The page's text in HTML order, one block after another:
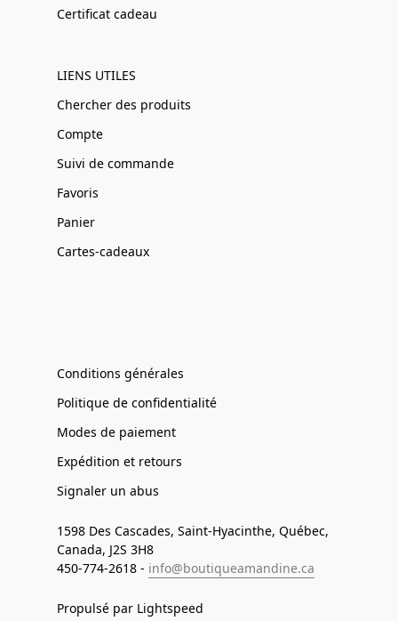
Certificat cadeau
LIENS UTILES
Chercher des produits
Compte
Suivi de commande
Favoris
Panier
Cartes-cadeaux
Conditions générales
Politique de confidentialité
Modes de paiement
Expédition et retours
Signaler un abus
1598 Des Cascades, Saint-Hyacinthe, Québec,
Canada, J2S 3H8
450-774-2618 - info@boutiqueamandine.ca
Propulsé par Lightspeed